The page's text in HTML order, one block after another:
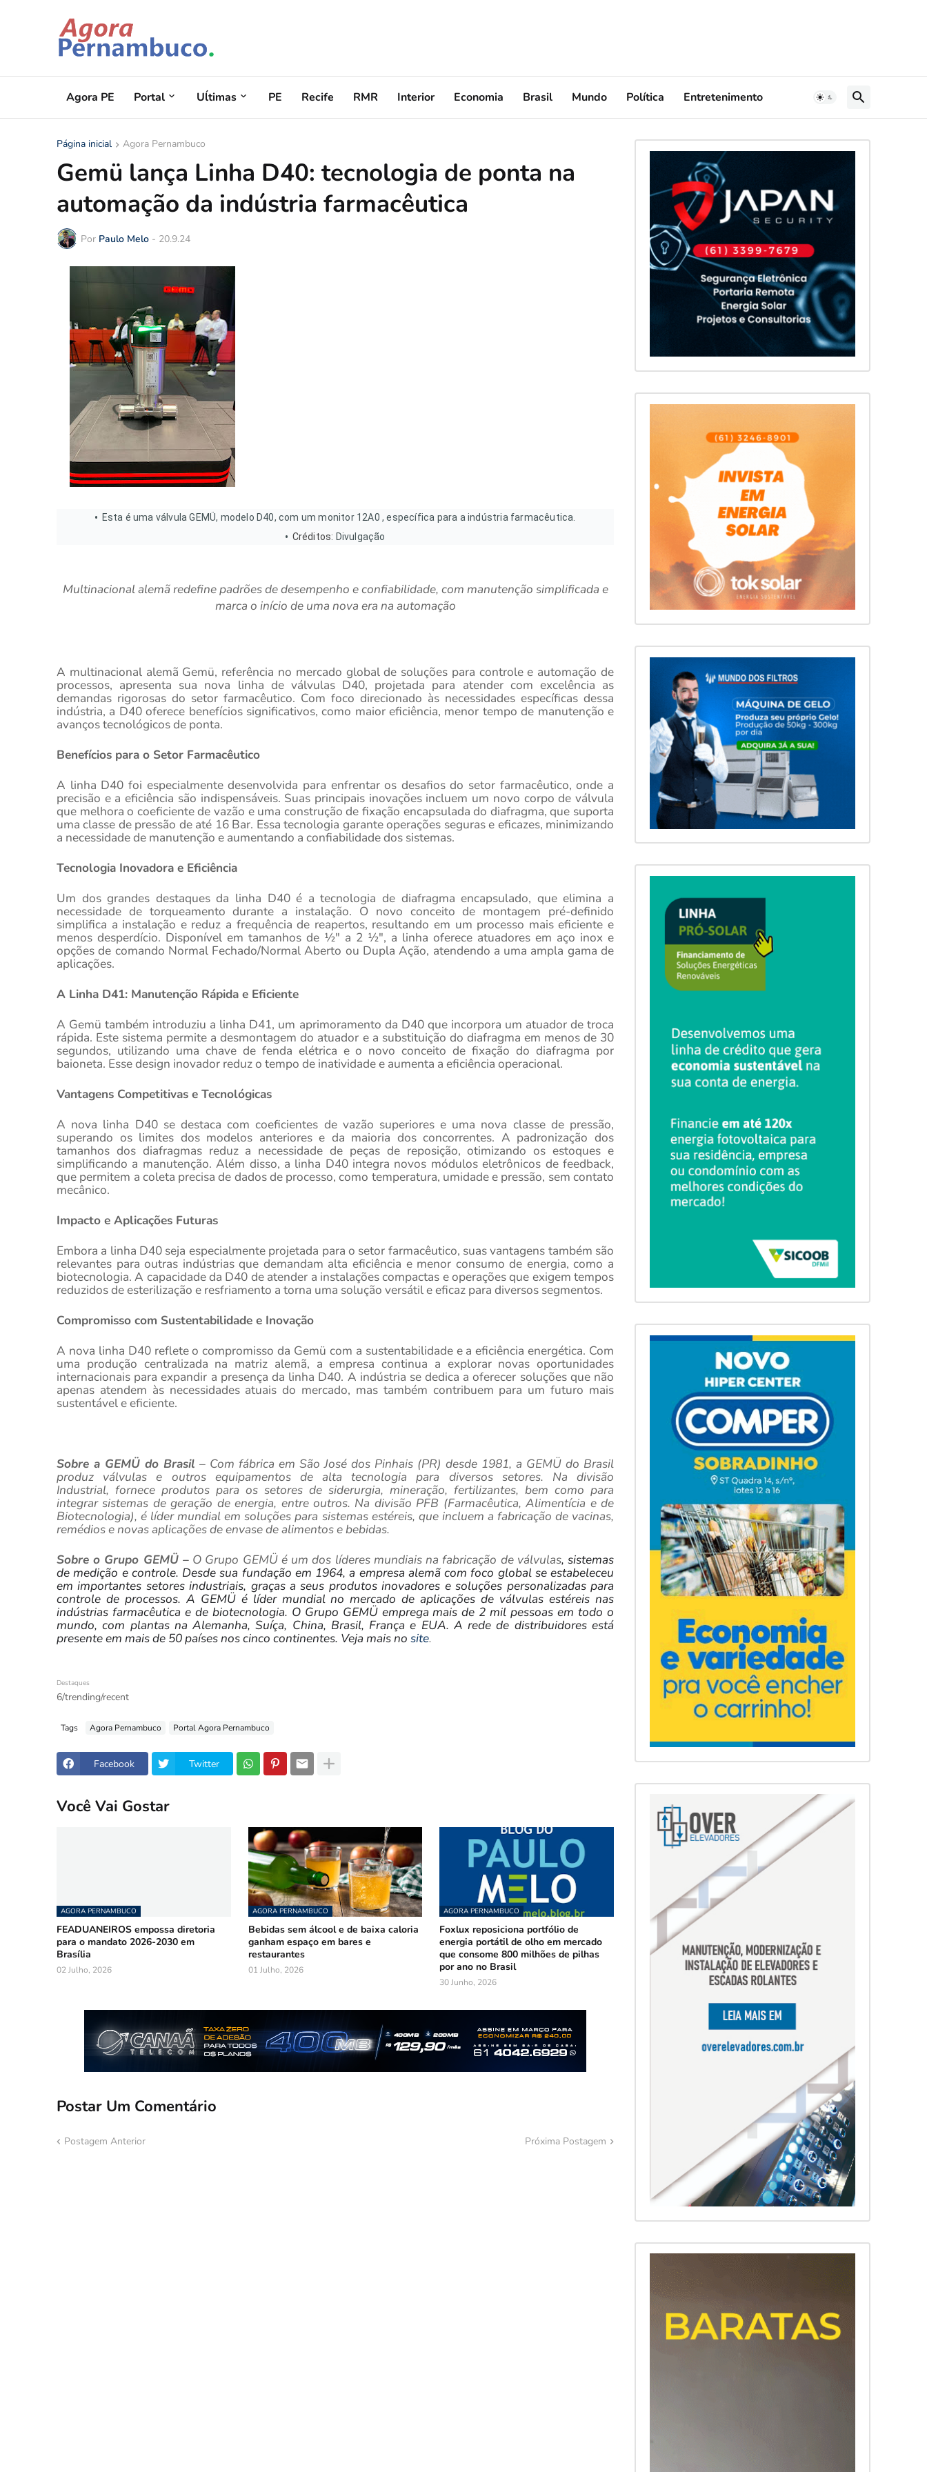
Agora PE Portal Uĺtimas PE Recife RMR Interior Economia Brasil Mundo Política Entretenimento
Página inicial Agora Pernambuco
Gemü lança Linha D40: tecnologia de ponta na
automação da indústria farmacêutica
Por Paulo Melo - 20.9.24
Esta é uma válvula GEMÜ, modelo D40, com um monitor 12A0 , específica para a indústria farmacêutica.
Créditos: Divulgação
Multinacional alemã redefine padrões de desempenho e confiabilidade, com manutenção simplificada e
marca o início de uma nova era na automação
A multinacional alemã Gemü, referência no mercado global de soluções para controle e automação de
processos, apresenta sua nova linha de válvulas D40, projetada para atender com excelência as
demandas rigorosas do setor farmacêutico. Com foco direcionado às necessidades específicas dessa
indústria, a D40 oferece benefícios significativos, como maior eficiência, menor tempo de manutenção e
avanços tecnológicos de ponta.
Benefícios para o Setor Farmacêutico
A linha D40 foi especialmente desenvolvida para enfrentar os desafios do setor farmacêutico, onde a
precisão e a eficiência são indispensáveis. Suas principais inovações incluem um novo corpo de válvula
que melhora o coeficiente de vazão e uma construção de fixação encapsulada do diafragma, que suporta
uma classe de pressão de até 16 Bar. Essa tecnologia garante operações seguras e eficazes, minimizando
a necessidade de manutenção e aumentando a confiabilidade dos sistemas.
Tecnologia Inovadora e Eficiência
Um dos grandes destaques da linha D40 é a tecnologia de diafragma encapsulado, que elimina a
necessidade de torqueamento durante a instalação. O novo conceito de montagem pré-definido
simplifica a instalação e reduz a frequência de reapertos, resultando em um processo mais eficiente e
menos desperdício. Disponível em tamanhos de ½" a 2 ½", a linha oferece atuadores em aço inox e
opções de comando Normal Fechado/Normal Aberto ou Dupla Ação, atendendo a uma ampla gama de
aplicações.
A Linha D41: Manutenção Rápida e Eficiente
A Gemü também introduziu a linha D41, um aprimoramento da D40 que incorpora um atuador de troca
rápida. Este sistema permite a desmontagem do atuador e a substituição do diafragma em menos de 30
segundos, utilizando uma chave de fenda elétrica e o novo conceito de fixação do diafragma por
baioneta. Esse design inovador reduz o tempo de inatividade e aumenta a eficiência operacional.
Vantagens Competitivas e Tecnológicas
A nova linha D40 se destaca com coeficientes de vazão superiores e uma nova classe de pressão,
superando os limites dos modelos anteriores e da maioria dos concorrentes. A padronização dos
tamanhos dos diafragmas reduz a necessidade de peças de reposição, otimizando os estoques e
simplificando a manutenção. Além disso, a linha D40 integra novos módulos eletrônicos de feedback,
que permitem a coleta precisa de dados de processo, como temperatura, umidade e pressão, sem contato
mecânico.
Impacto e Aplicações Futuras
Embora a linha D40 seja especialmente projetada para o setor farmacêutico, suas vantagens também são
relevantes para outras indústrias que demandam alta eficiência e menor consumo de energia, como a
biotecnologia. A capacidade da D40 de atender a instalações compactas e operações que exigem tempos
reduzidos de esterilização e resfriamento a torna uma solução versátil e eficaz para diversos segmentos.
Compromisso com Sustentabilidade e Inovação
A nova linha D40 reflete o compromisso da Gemü com a sustentabilidade e a eficiência energética. Com
uma produção centralizada na matriz alemã, a empresa continua a explorar novas oportunidades
internacionais para expandir a presença da linha D40. A indústria se dedica a oferecer soluções que não
apenas atendem às necessidades atuais do mercado, mas também contribuem para um futuro mais
sustentável e eficiente.
Sobre a GEMÜ do Brasil – Com fábrica em São José dos Pinhais (PR) desde 1981, a GEMÜ do Brasil
produz válvulas e outros equipamentos de alta tecnologia para diversos setores. Na divisão
Industrial, fornece produtos para os setores de siderurgia, mineração, fertilizantes, bem como para
integrar sistemas de geração de energia, entre outros. Na divisão PFB (Farmacêutica, Alimentícia e de
Biotecnologia), é líder mundial em soluções para sistemas estéreis, que incluem a fabricação de vacinas,
remédios e novas aplicações de envase de alimentos e bebidas.
Sobre o Grupo GEMÜ –O Grupo GEMÜ é um dos líderes mundiais na fabricação de válvulas, sistemas
de medição e controle. Desde sua fundação em 1964, a empresa alemã com foco global se estabeleceu
em importantes setores industriais, graças a seus produtos inovadores e soluções personalizadas para
controle de processos. A GEMÜ é líder mundial no mercado de aplicações de válvulas estéreis nas
indústrias farmacêutica e de biotecnologia. O Grupo GEMÜ emprega mais de 2 mil pessoas em todo o
mundo, com plantas na Alemanha, Suíça, China, Brasil, França e EUA. A rede de distribuidores está
presente em mais de 50 países nos cinco continentes. Veja mais no site.
Destaques
6/trending/recent
Tags Agora Pernambuco Portal Agora Pernambuco
Facebook Twitter
Você Vai Gostar
AGORA PERNAMBUCO
FEADUANEIROS empossa diretoria
para o mandato 2026-2030 em
Brasília
02 Julho, 2026
AGORA PERNAMBUCO
Bebidas sem álcool e de baixa caloria
ganham espaço em bares e
restaurantes
01 Julho, 2026
AGORA PERNAMBUCO
Foxlux reposiciona portfólio de
energia portátil de olho em mercado
que consome 800 milhões de pilhas
por ano no Brasil
30 Junho, 2026
Postar Um Comentário
Postagem Anterior Próxima Postagem